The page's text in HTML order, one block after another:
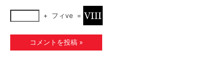
+ フィve =